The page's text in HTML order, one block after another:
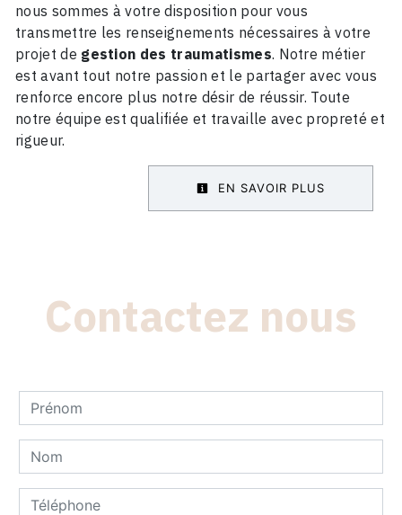
nous sommes à votre disposition pour vous
transmettre les renseignements nécessaires à votre
projet de gestion des traumatismes. Notre métier
est avant tout notre passion et le partager avec vous
renforce encore plus notre désir de réussir. Toute
notre équipe est qualifiée et travaille avec propreté et
rigueur.
EN SAVOIR PLUS
Contactez nous